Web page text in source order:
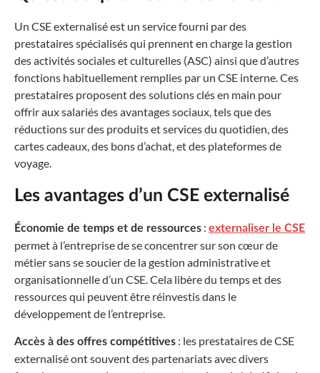
Un CSE externalisé est un service fourni par des
prestataires spécialisés qui prennent en charge la gestion
des activités sociales et culturelles (ASC) ainsi que d’autres
fonctions habituellement remplies par un CSE interne. Ces
prestataires proposent des solutions clés en main pour
offrir aux salariés des avantages sociaux, tels que des
réductions sur des produits et services du quotidien, des
cartes cadeaux, des bons d’achat, et des plateformes de
voyage.
Les avantages d’un CSE externalisé
Économie de temps et de ressources : externaliser le CSE
permet à l’entreprise de se concentrer sur son cœur de
métier sans se soucier de la gestion administrative et
organisationnelle d’un CSE. Cela libère du temps et des
ressources qui peuvent être réinvestis dans le
développement de l’entreprise.
Accès à des offres compétitives : les prestataires de CSE
externalisé ont souvent des partenariats avec divers